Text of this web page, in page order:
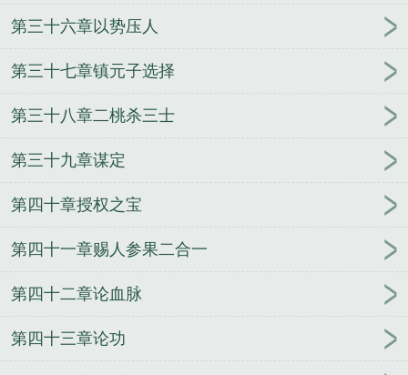
第三十六章以势压人
第三十七章镇元子选择
第三十八章二桃杀三士
第三十九章谋定
第四十章授权之宝
第四十一章赐人参果二合一
第四十二章论血脉
第四十三章论功